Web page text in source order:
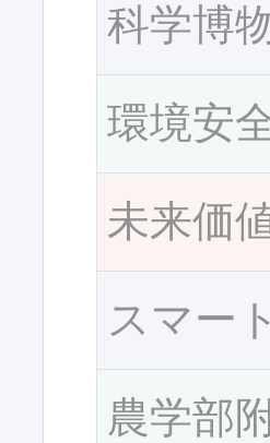
科学博
環境安
未来価
スマー
農学部